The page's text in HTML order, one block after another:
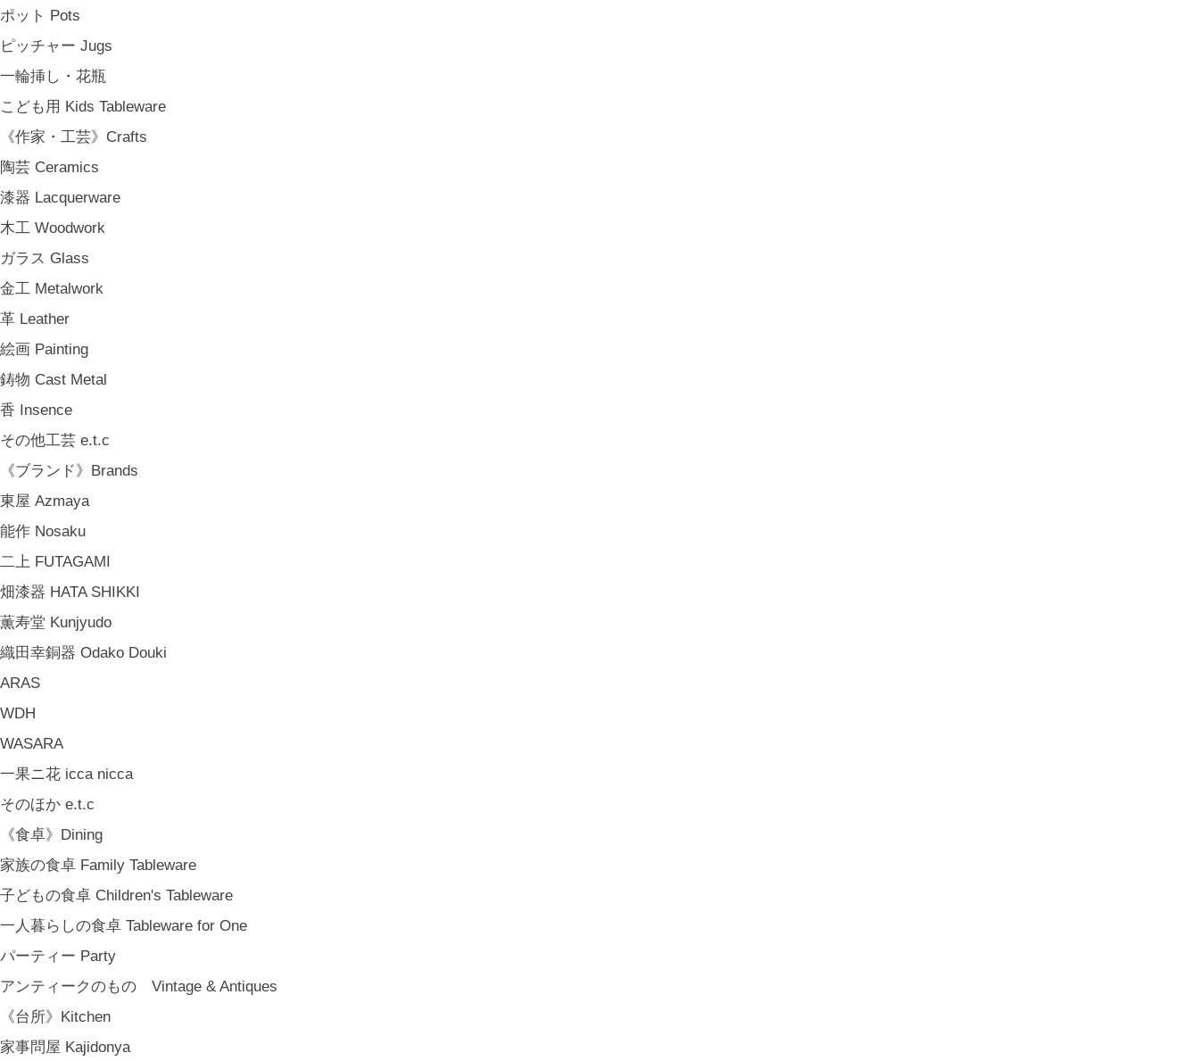
ポット Pots
ピッチャー Jugs
一輪挿し・花瓶
こども用 Kids Tableware
《作家・工芸》Crafts
陶芸 Ceramics
漆器 Lacquerware
木工 Woodwork
ガラス Glass
金工 Metalwork
革 Leather
絵画 Painting
鋳物 Cast Metal
香 Insence
その他工芸 e.t.c
《ブランド》Brands
東屋 Azmaya
能作 Nosaku
二上 FUTAGAMI
畑漆器 HATA SHIKKI
薫寿堂 Kunjyudo
織田幸銅器 Odako Douki
ARAS
WDH
WASARA
一果ニ花 icca nicca
そのほか e.t.c
《食卓》Dining
家族の食卓 Family Tableware
子どもの食卓 Children's Tableware
一人暮らしの食卓 Tableware for One
パーティー Party
アンティークのもの Vintage & Antiques
《台所》Kitchen
家事問屋 Kajidonya
パーティー Party
アンティークのもの Vintage & Antiques
《台所》Kitchen
家事問屋 Kajidonya
松野屋 Matsunoya
その他 e.t.c
《雑貨》Living goods
インテリア Interior
アンティークのもの Vintage & Antiques
お茶・珈琲の時間 Tea & Coffee Time
お花の時間 Flower Time
お香・フレグランス Incense & Fragrance
ホームオフィス Home Office
おでかけ For Outings
《ジュエリー》Jewellery
namiumi
竹俣勇壱 Yuichi Takemata
中嶋寿子 Toshiko Nakajima
山岸紗綾 Saya Yamagishi
大清水裕史 Hiroshi Ohizumi
Leathers by Kei Arabuna
《キッズ》Kids
ぬいぐるみ Soft Toys
絵本 Children's Books
《食品》Food
BREW TEA CO
穀雨 Bakery Cokuu
MONSTER
COYA. (3月中旬〜)
MARY JIMENEZ CO. (3月中旬〜)
《オリジナル》Original
《古道具》Vintage & Antiques
ハナレきりゅう Hanare Kiryuh